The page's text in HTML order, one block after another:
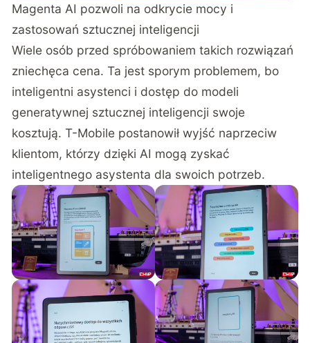
Magenta AI pozwoli na odkrycie mocy i
zastosowań sztucznej inteligencji
Wiele osób przed spróbowaniem takich rozwiązań
zniechęca cena. Ta jest sporym problemem, bo
inteligentni asystenci i dostęp do modeli
generatywnej sztucznej inteligencji swoje
kosztują. T-Mobile postanowił wyjść naprzeciw
klientom, którzy dzięki AI mogą zyskać
inteligentnego asystenta dla swoich potrzeb.